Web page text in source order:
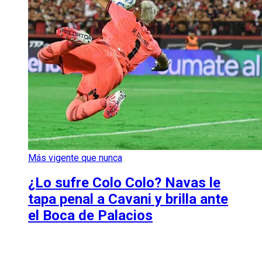
Más vigente que nunca
¿Lo sufre Colo Colo? Navas le
tapa penal a Cavani y brilla ante
el Boca de Palacios